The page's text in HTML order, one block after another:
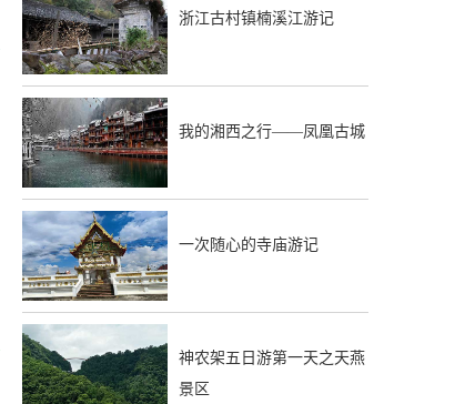
浙江古村镇楠溪江游记
我的湘西之行——凤凰古城
一次随心的寺庙游记
神农架五日游第一天之天燕
景区